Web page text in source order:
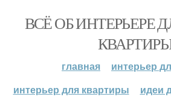
ВСЁ ОБ ИНТЕРЬЕРЕ
главная
интерьер
интерьер для квартиры
идеи